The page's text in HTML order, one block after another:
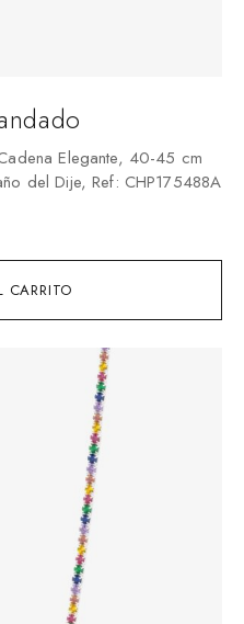
CARRITO
Elegante, 40-45 cm
del Dije, Ref: CHP175488A